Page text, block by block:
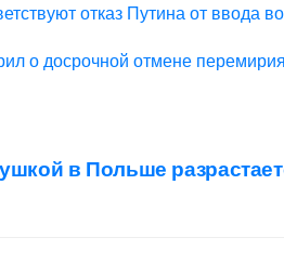
отказ Путина от ввода
о досрочной отмене перемирия
в Польше